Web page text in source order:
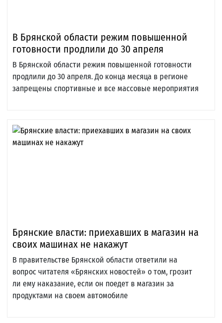
В Брянской области режим повышенной
готовности продлили до 30 апреля
В Брянской области режим повышенной готовности
продлили до 30 апреля. До конца месяца в регионе
запрещены спортивные и все массовые мероприятия
Брянские власти: приехавших в магазин на
своих машинах не накажут
В правительстве Брянской области ответили на
вопрос читателя «Брянских новостей» о том, грозит
ли ему наказание, если он поедет в магазин за
продуктами на своем автомобиле